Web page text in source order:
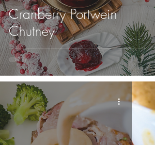
Cranberry Portwein
Chutney